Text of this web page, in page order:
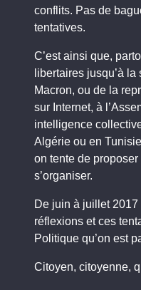
conflits. Pas de
tentatives.
C’est ainsi que,
libertaires jusqu’à
Macron, ou de la
sur Internet, à
intelligence
Algérie ou en
on tente de proposer
s’organiser.
De juin à juillet
réflexions et ces
Politique qu’on est
Citoyen, citoyenne,